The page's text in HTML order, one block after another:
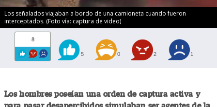
Los señalados viajaban a bordo de una camioneta cuando fueron
interceptados. (Foto vía: captura de video)
8
5 0 2 1
Los hombres poseían una orden de captura activa y